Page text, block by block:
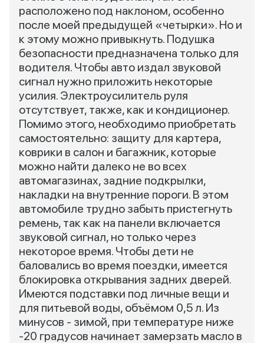
расположено под наклоном, особенно
после моей предыдущей «четырки». Но и
к этому можно привыкнуть. Подушка
безопасности предназначена только для
водителя. Чтобы авто издал звуковой
сигнал нужно приложить некоторые
усилия. Электроусилитель руля
отсутствует, также, как и кондиционер.
Помимо этого, необходимо приобретать
самостоятельно: защиту для картера,
коврики в салон и багажник, которые
можно найти далеко не во всех
автомагазинах, задние подкрылки,
накладки на внутренние пороги. В этом
автомобиле трудно забыть пристегнуть
ремень, так как на панели включается
звуковой сигнал, но только через
некоторое время. Чтобы дети не
баловались во время поездки, имеется
блокировка открывания задних дверей.
Имеются подставки под личные вещи и
для питьевой воды, объёмом 0,5 л. Из
минусов - зимой, при температуре ниже
-20 градусов начинает замерзать масло в